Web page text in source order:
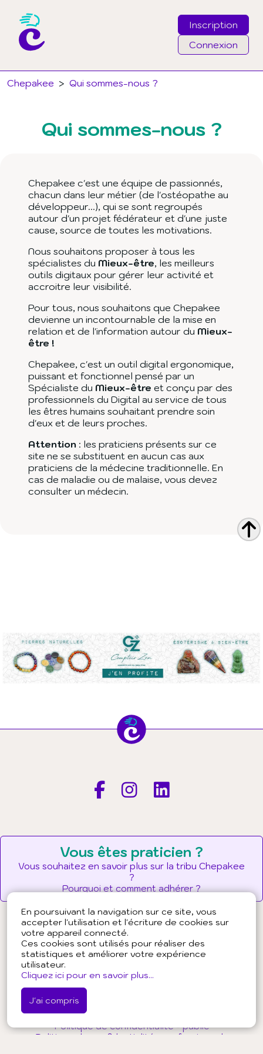
En poursuivant la navigation sur ce site, vous
accepter l'utilisation et l'écriture de cookies sur
votre appareil connecté.
Ces cookies sont utilisés pour réaliser des
statistiques et améliorer votre expérience
utilisateur.
Cliquez ici pour en savoir plus...
J'ai compris
Inscription
Connexion
Chepakee > Qui sommes-nous ?
Email
Connexion
Qui sommes-nous ?
Chepakee c'est une équipe de passionnés,
chacun dans leur métier (de l'ostéopathe au
développeur...), qui se sont regroupés
autour d'un projet fédérateur et d'une juste
cause, source de toutes les motivations.
Nous souhaitons proposer à tous les
spécialistes du Mieux-être, les meilleurs
outils digitaux pour gérer leur activité et
accroitre leur visibilité.
Pour tous, nous souhaitons que Chepakee
devienne un incontournable de la mise en
relation et de l'information autour du Mieux-
être !
Chepakee, c'est un outil digital ergonomique,
puissant et fonctionnel pensé par un
Spécialiste du Mieux-être et conçu par des
professionnels du Digital au service de tous
les êtres humains souhaitant prendre soin
d'eux et de leurs proches.
Attention : les praticiens présents sur ce
site ne se substituent en aucun cas aux
praticiens de la médecine traditionnelle. En
cas de maladie ou de malaise, vous devez
consulter un médecin.
Vous êtes praticien ?
Vous souhaitez en savoir plus sur la tribu Chepakee
?
Pourquoi et comment adhérer ?
À propos de Chepakee
Presse
Partenaires
Conditions générales d'utilisation - public
Conditions générales d'utilisation - professionnels
Conditions générales de ventes
Politique de confidentialité - public
Politique de confidentialité - professionnels